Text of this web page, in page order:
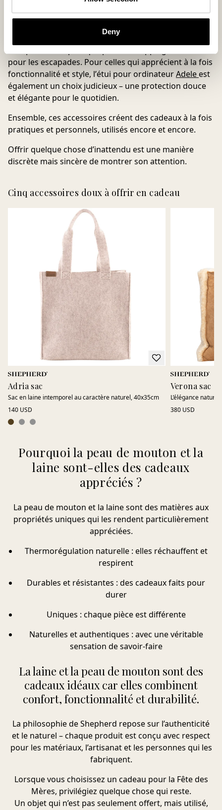
Deny
reçoit.
devient rapidement un
pour les escapades. Pour celles qui apprécient à la fois
fonctionnalité et style, l’étui pour ordinateurAdeleest
également un choix judicieux – une protection douce
et élégante pour le quotidien.
Ensemble, ces accessoires créent des cadeaux à la fois
pratiques et personnels, utilisés encore et encore.
Offrir quelque chose d’inattendu est une manière
discrète mais sincère de montrer son attention.
Cinq accessoires doux à offrir en cadeau
Adria sac
Sac en laine intemporel au caractère naturel, 40x35cm
140 USD
Verona sac
L’élégance
380 USD
Pourquoi la peau de mouton et la
laine sont-elles des cadeaux
appréciés ?
La peau de mouton et la laine sont des matières aux
propriétés uniques qui les rendent particulièrement
appréciées.
Thermorégulation naturelle : elles réchauffent et
respirent
Durables et résistantes : des cadeaux faits pour
durer
Uniques : chaque pièce est différente
Naturelles et authentiques : avec une véritable
sensation de savoir-faire
La laine et la peau de mouton sont des
cadeaux idéaux car elles combinent
confort, fonctionnalité et durabilité.
La philosophie de Shepherd repose sur l’authenticité
et le naturel – chaque produit est conçu avec respect
pour les matériaux, l’artisanat et les personnes qui les
fabriquent.
Lorsque vous choisissez un cadeau pour la Fête des
Mères, privilégiez quelque chose qui reste.
Un objet qui n’est pas seulement offert, mais utilisé,